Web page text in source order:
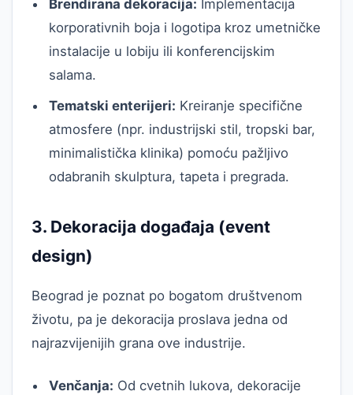
Brendirana dekoracija: Implementacija
korporativnih boja i logotipa kroz umetničke
instalacije u lobiju ili konferencijskim
salama.
Tematski enterijeri: Kreiranje specifične
atmosfere (npr. industrijski stil, tropski bar,
minimalistička klinika) pomoću pažljivo
odabranih skulptura, tapeta i pregrada.
3. Dekoracija događaja (event
design)
Beograd je poznat po bogatom društvenom
životu, pa je dekoracija proslava jedna od
najrazvijenijih grana ove industrije.
Venčanja: Od cvetnih lukova, dekoracije